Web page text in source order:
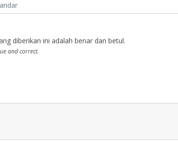
diberikan ini adalah benar dan betul.
and correct.